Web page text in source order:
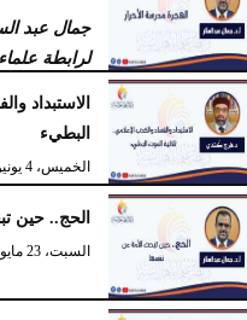
جمال عبد
لرابطة
الثلاثاء، 16 يونيو 2026 10:22 صـ
الاستبداد
البطيء
الخميس، 4 يونيو 2026
الحج.. حين
السبت، 23 مايو 2026